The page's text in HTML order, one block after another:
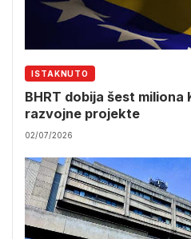
ISTAKNUTO
BHRT dobija šest miliona
razvojne projekte
02/07/2026